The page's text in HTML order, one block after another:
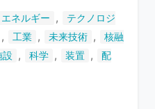
エネルギー ,
テクノロジ
, 工業 , 未来技術 ,
核融
設 , 科学 , 装置 ,
配